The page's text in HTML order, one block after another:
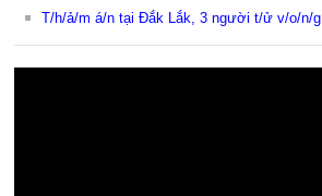
T/h/ả/m á/n tại Đắk Lắk, 3 người t/ử v/o/n/g